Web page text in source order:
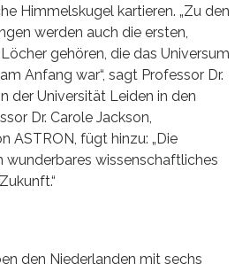
Himmelskugel kartieren. „Zu den
werden auch die ersten,
gehören, die das Universum
Anfang war“, sagt Professor Dr.
der Universität Leiden in den
Dr. Carole Jackson,
ASTRON, fügt hinzu: „Die
wunderbares wissenschaftliches
den Niederlanden mit sechs